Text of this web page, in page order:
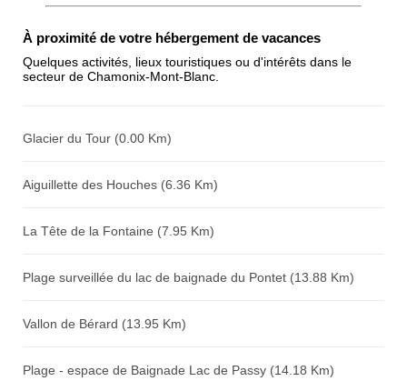
Antispam - Combien font 7x4 (en
chiffres) :
À proximité de votre hébergement de vacances
Quelques activités, lieux touristiques ou d'intérêts dans le
secteur de Chamonix-Mont-Blanc.
Glacier du Tour (0.00 Km)
Aiguillette des Houches (6.36 Km)
La Tête de la Fontaine (7.95 Km)
Plage surveillée du lac de baignade du Pontet (13.88 Km)
Vallon de Bérard (13.95 Km)
Plage - espace de Baignade Lac de Passy (14.18 Km)